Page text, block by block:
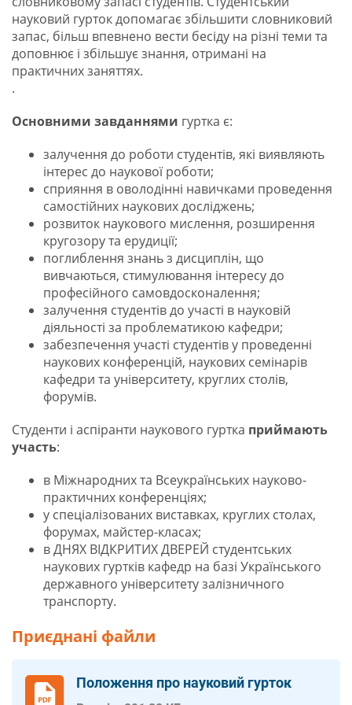
науковий гурток допомагає збільшити словниковий
запас, більш впевнено вести бесіду на різні теми та
доповнює і збільшує знання, отримані на
практичних заняттях.
.
Основними завданнями гуртка є:
залучення до роботи студентів, які виявляють
інтерес до наукової роботи;
сприяння в оволодінні навичками проведення
самостійних наукових досліджень;
розвиток наукового мислення, розширення
кругозору та ерудиції;
поглиблення знань з дисциплін, що
вивчаються, стимулювання інтересу до
професійного самовдосконалення;
залучення студентів до участі в науковій
діяльності за проблематикою кафедри;
забезпечення участі студентів у проведенні
наукових конференцій, наукових семінарів
кафедри та університету, круглих столів,
форумів.
Студенти і аспіранти наукового гуртка приймають
участь:
в Міжнародних та Всеукраїнських науково-
практичних конференціях;
у спеціалізованих виставках, круглих столах,
форумах, майстер-класах;
в ДНЯХ ВІДКРИТИХ ДВЕРЕЙ студентських
наукових гуртків кафедр на базі Українського
державного університету залізничного
транспорту.
Приєднані файли
Положення про науковий гурток